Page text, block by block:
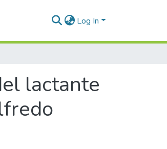
Log In
lactante